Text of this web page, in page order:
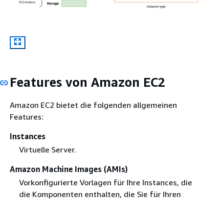
Features von Amazon EC2
Amazon EC2 bietet die folgenden allgemeinen
Features:
Instances
Virtuelle Server.
Amazon Machine Images (AMIs)
Vorkonfigurierte Vorlagen für Ihre Instances, die
die Komponenten enthalten, die Sie für Ihren